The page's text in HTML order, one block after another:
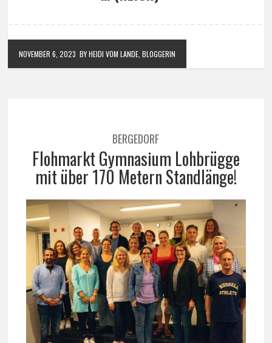
NOVEMBER 6, 2023 BY HEIDI VOM LANDE, BLOGGERIN
BERGEDORF
Flohmarkt Gymnasium Lohbrügge
mit über 170 Metern Standlänge!